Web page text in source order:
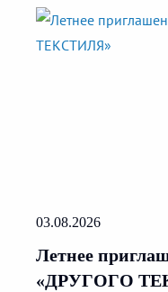
03.08.2026
Летнее
«ДРУГОГО